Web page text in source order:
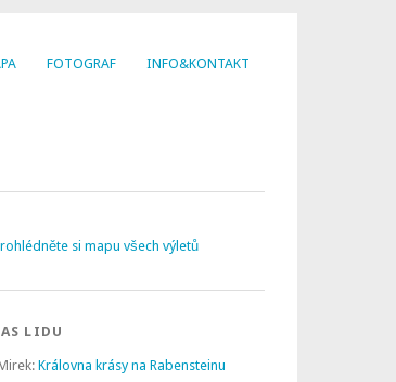
FOTOGRAF INFO&KONTAKT
si mapu všech výletů
LIDU
: Královna krásy na Rabensteinu